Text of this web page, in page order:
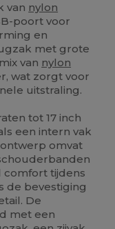
van nylon
poort voor
en
met grote
van nylon
wat zorgt voor
uitstraling.
tot 17 inch
een intern vak
omvat
comfort tijdens
de bevestiging
De
met een